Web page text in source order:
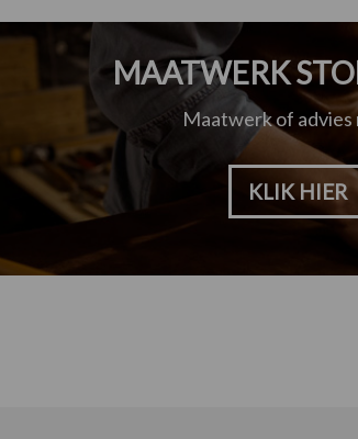
MAATWERK
Maatwerk of advies
KLIK HIER